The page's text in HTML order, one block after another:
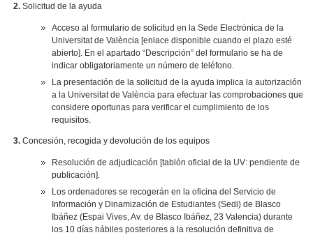
2. Solicitud de la ayuda
Acceso al formulario de solicitud en la Sede Electrónica de la
Universitat de València [enlace disponible cuando el plazo esté
abierto]. En el apartado “Descripción” del formulario se ha de
indicar obligatoriamente un número de teléfono.
La presentación de la solicitud de la ayuda implica la autorización
a la Universitat de València para efectuar las comprobaciones que
considere oportunas para verificar el cumplimiento de los
requisitos.
3. Concesión, recogida y devolución de los equipos
Resolución de adjudicación [tablón oficial de la UV: pendiente de
publicación].
Los ordenadores se recogerán en la oficina del Servicio de
Información y Dinamización de Estudiantes (Sedi) de Blasco
Ibáñez (Espai Vives, Av. de Blasco Ibáñez, 23 Valencia) durante
los 10 días hábiles posteriores a la resolución definitiva de